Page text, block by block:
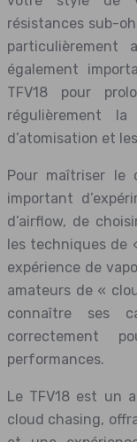
résistances sub-
particulièrement
également
TFV18 pour
régulièrement
d’atomisation et
Pour maîtriser le
important
d’airflow, de
les techniques de
expérience de
amateurs de «
connaître ses
correctement
performances.
Le TFV18 est un
cloud chasing,